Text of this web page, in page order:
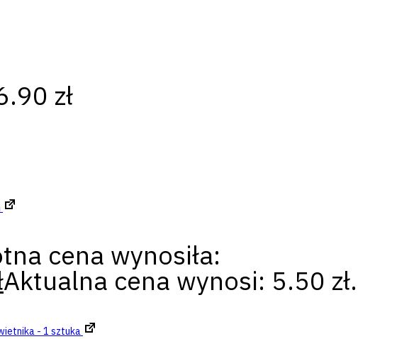
zł
cena wynosiła:
Aktualna cena wynosi: 5.50 zł.
- 1 sztuka